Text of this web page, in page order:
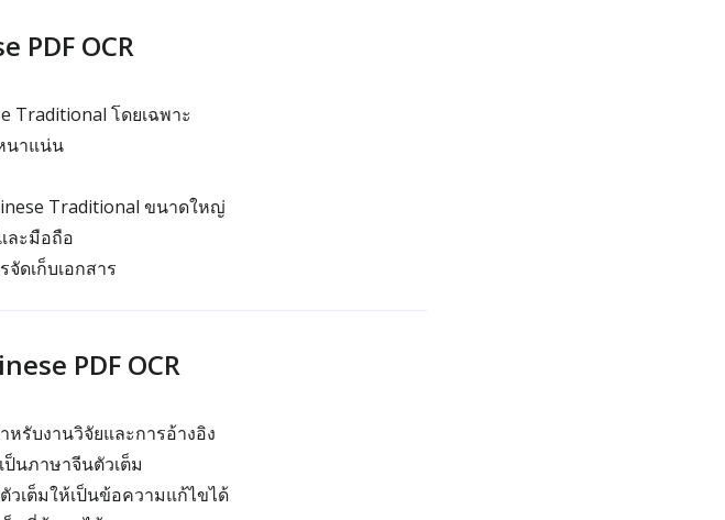
OCR
Traditional โดยเฉพาะ
นาแน่น
Traditional ขนาดใหญ่
ละมือถือ
ดเก็บเอกสาร
PDF OCR
รับงานวิจัยและการอ้างอิง
ป็นภาษาจีนตัวเต็ม
วเต็มให้เป็นข้อความแก้ไขได้